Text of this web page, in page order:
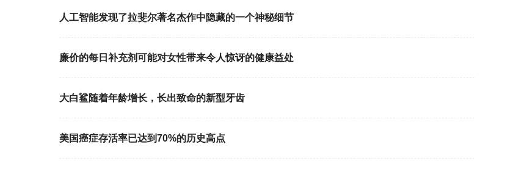
人工智能发现了拉斐尔著名杰作中隐藏的一个神秘细节
廉价的每日补充剂可能对女性带来令人惊讶的健康益处
大白鲨随着年龄增长，长出致命的新型牙齿
美国癌症存活率已达到70%的历史高点